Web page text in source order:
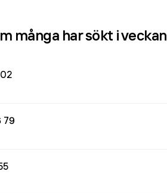
många har sökt i veckan
79